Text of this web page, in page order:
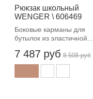
Рюкзак школьный
WENGER \ 606469
Боковые карманы для
бутылок из эластичной...
7 487 руб 8 508 руб